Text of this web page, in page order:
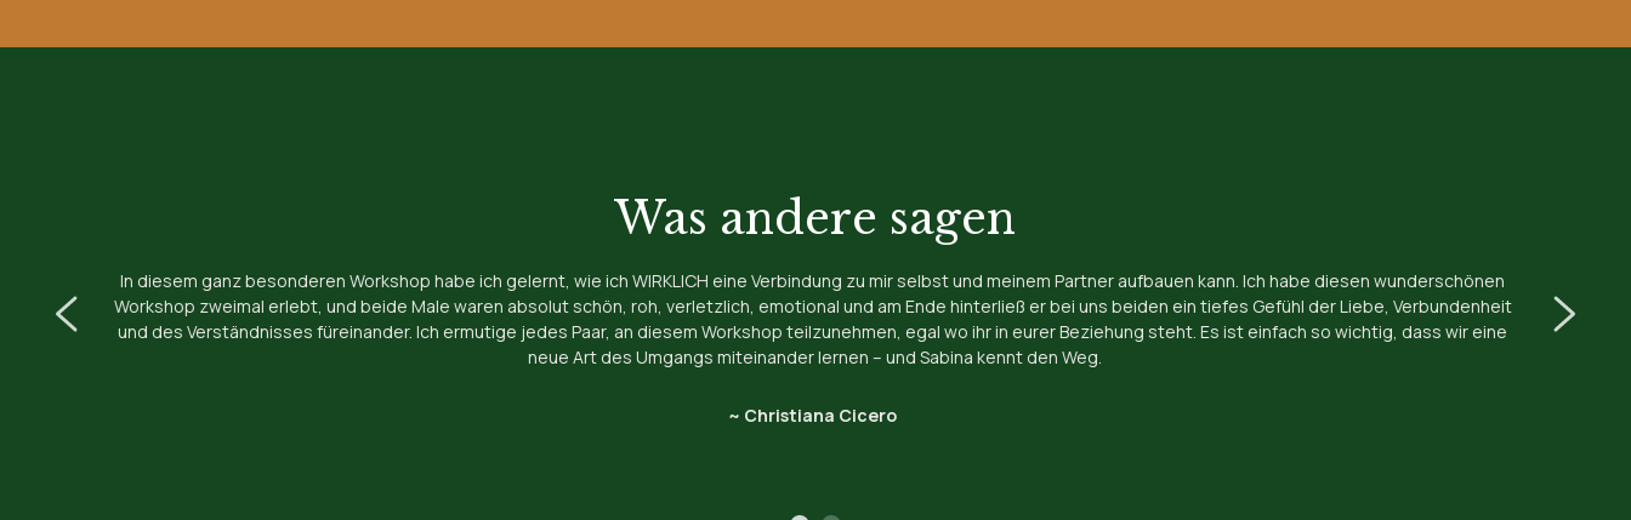
Was andere sagen
In diesem ganz besonderen Workshop habe ich gelernt, wie ich WIRKLICH eine Verbindung zu mir selbst und meinem Partner aufbauen kann. Ich habe diesen wunderschönen
Workshop zweimal erlebt, und beide Male waren absolut schön, roh, verletzlich, emotional und am Ende hinterließ er bei uns beiden ein tiefes Gefühl der Liebe, Verbundenheit
und des Verständnisses füreinander. Ich ermutige jedes Paar, an diesem Workshop teilzunehmen, egal wo ihr in eurer Beziehung steht. Es ist einfach so wichtig, dass wir eine
neue Art des Umgangs miteinander lernen – und Sabina kennt den Weg.
​~ Christiana Cicero